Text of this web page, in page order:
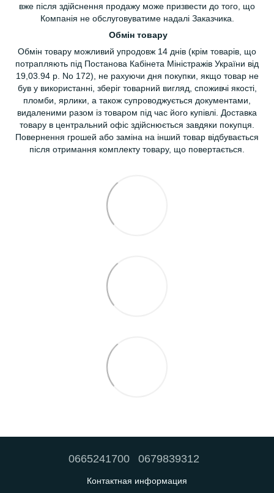
вже після здійснення продажу може призвести до того, що
Компанія не обслуговуватиме надалі Заказчика.
Обмін товару
Обмін товару можливий упродовж 14 днів (крім товарів, що
потрапляють під Постанова Кабінета Міністражів України від
19,03.94 р. No 172), не рахуючи дня покупки, якщо товар не
був у використанні, зберіг товарний вигляд, споживчі якості,
пломби, ярлики, а також супроводжується документами,
видаленими разом із товаром під час його купівлі. Доставка
товару в центральний офіс здійснюється завдяки покупця.
Повернення грошей або заміна на інший товар відбувається
після отримання комплекту товару, що повертається.
0665241700 0679839312
Контактная информация